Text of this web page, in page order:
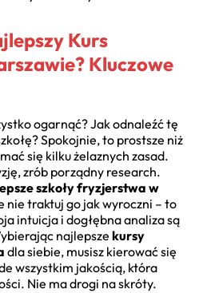
Kurs
Kluczowe
ogarnąć? Jak odnaleźć tę
Spokojnie, to prostsze niż
się kilku żelaznych zasad.
zrób porządny research.
szkoły fryzjerstwa w
nie traktuj go jak wyroczni – to
intuicja i dogłębna analiza są
najlepsze kursy
dla siebie, musisz kierować się
wszystkim jakością, która
Nie ma drogi na skróty.